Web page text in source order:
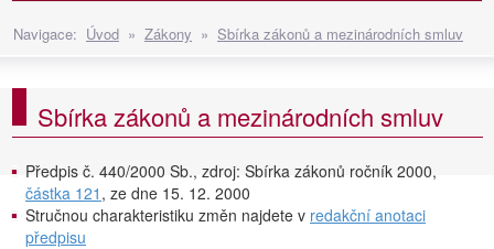
Navigace: Úvod » Zákony » Sbírka zákonů a mezinárodních smluv
Sbírka zákonů a mezinárodních smluv
Předpis č. 440/2000 Sb., zdroj: Sbírka zákonů ročník 2000,
částka 121 , ze dne 15. 12. 2000
Stručnou charakteristiku změn najdete v redakční anotaci
předpisu